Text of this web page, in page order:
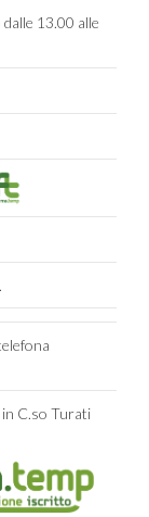
13.00 alle
in C.so Turati